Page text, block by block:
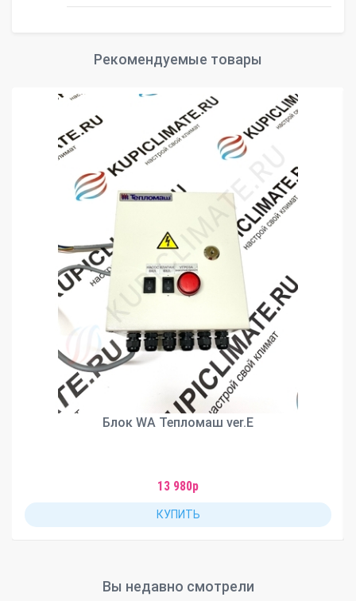
Рекомендуемые товары
Блок WA Тепломаш ver.E
13 980р
КУПИТЬ
Вы недавно смотрели